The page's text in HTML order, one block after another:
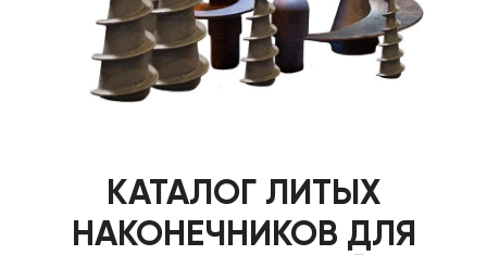
КАТАЛОГ ЛИТЫХ
НАКОНЕЧНИКОВ ДЛЯ